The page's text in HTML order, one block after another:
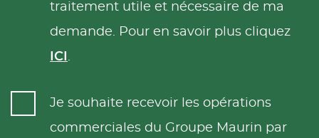
traitement utile et nécessaire de ma
demande. Pour en savoir plus cliquez
ICI .
Je souhaite recevoir les opérations
commerciales du Groupe Maurin par